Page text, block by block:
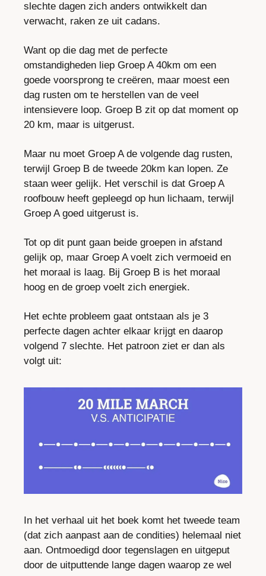
slechte dagen zich anders ontwikkelt dan
verwacht, raken ze uit cadans.
Want op die dag met de perfecte
omstandigheden liep Groep A 40km om een
goede voorsprong te creëren, maar moest een
dag rusten om te herstellen van de veel
intensievere loop. Groep B zit op dat moment op
20 km, maar is uitgerust.
Maar nu moet Groep A de volgende dag rusten,
terwijl Groep B de tweede 20km kan lopen. Ze
staan weer gelijk. Het verschil is dat Groep A
roofbouw heeft gepleegd op hun lichaam, terwijl
Groep A goed uitgerust is.
Tot op dit punt gaan beide groepen in afstand
gelijk op, maar Groep A voelt zich vermoeid en
het moraal is laag. Bij Groep B is het moraal
hoog en de groep voelt zich energiek.
Het echte probleem gaat ontstaan als je 3
perfecte dagen achter elkaar krijgt en daarop
volgend 7 slechte. Het patroon ziet er dan als
volgt uit:
In het verhaal uit het boek komt het tweede team
(dat zich aanpast aan de condities) helemaal niet
aan. Ontmoedigd door tegenslagen en uitgeput
door de uitputtende lange dagen waarop ze wel